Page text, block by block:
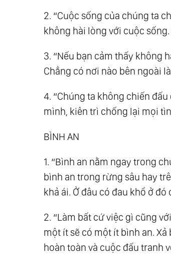
2. “Cuộc sống của chúng ta
không hài lòng với cuộc
3. “Nếu bạn cảm thấy không
Chẳng có nơi nào bên ngoài
4. “Chúng ta không chiến
mình, kiên trì chống lại mọi
BÌNH AN
1. “Bình an nằm ngay trong
bình an trong rừng sâu hay
khả ái. Ở đâu có đau khổ ở
2. “Làm bất cứ việc gì cũng
một ít sẽ có một ít bình an.
hoàn toàn và cuộc đấu tranh